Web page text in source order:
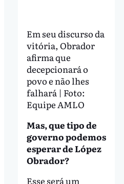
Em seu discurso da
vitória, Obrador
afirma que
decepcionará o
povo e não lhes
falhará | Foto:
Equipe AMLO
Mas, que tipo de
governo podemos
esperar de López
Obrador?
Esse será um